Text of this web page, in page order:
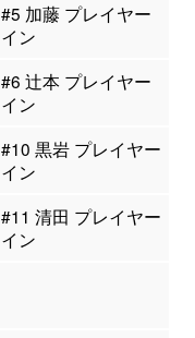
#5 加藤 プレイヤー
イン
#6 辻本 プレイヤー
イン
#10 黒岩 プレイヤー
イン
#11 清田 プレイヤー
イン